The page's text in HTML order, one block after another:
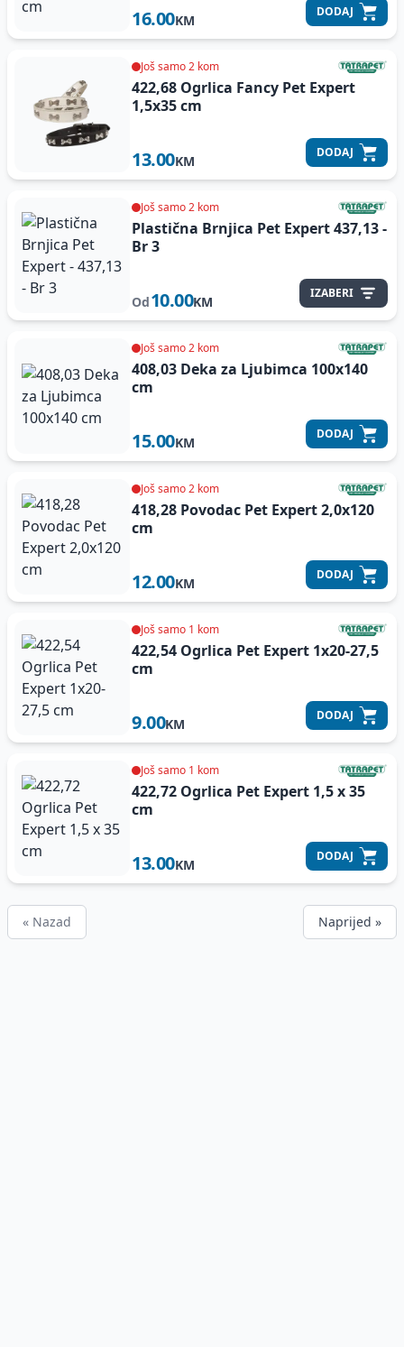
16.00KM
DODAJ
Još samo 2 kom
422,68 Ogrlica Fancy Pet Expert
1,5x35 cm
13.00KM
DODAJ
Još samo 2 kom
Plastična Brnjica Pet Expert437,13 -
Br 3
Od10.00KM
IZABERI
Još samo 2 kom
408,03 Deka za Ljubimca 100x140
cm
15.00KM
DODAJ
Još samo 2 kom
418,28 Povodac Pet Expert 2,0x120
cm
12.00KM
DODAJ
Još samo 1 kom
422,54 Ogrlica Pet Expert 1x20-27,5
cm
9.00KM
DODAJ
Još samo 1 kom
422,72 Ogrlica Pet Expert 1,5 x 35
cm
13.00KM
DODAJ
« Nazad Naprijed »